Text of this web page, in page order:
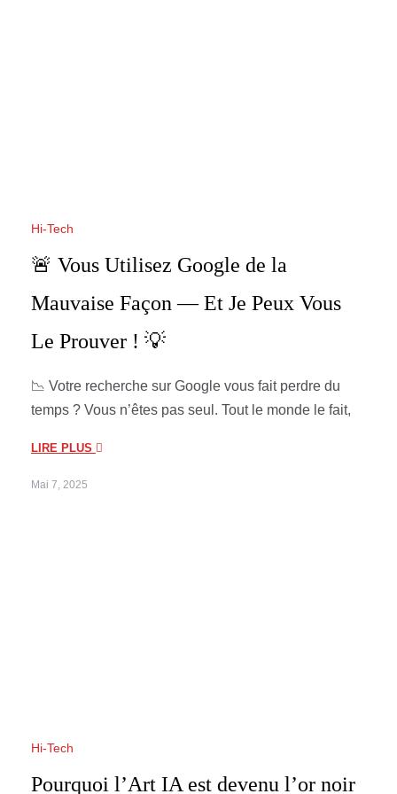
Hi-Tech
🚨 Vous Utilisez Google de la
Mauvaise Façon — Et Je Peux Vous
Le Prouver ! 💡
📉 Votre recherche sur Google vous fait perdre du
temps ? Vous n’êtes pas seul. Tout le monde le fait,
LIRE PLUS
Mai 7, 2025
Hi-Tech
Pourquoi l’Art IA est devenu l’or noir